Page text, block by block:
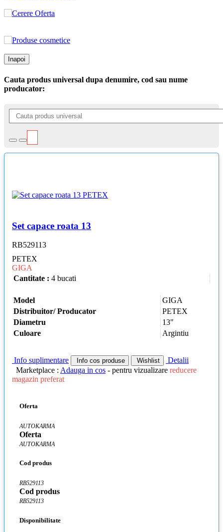
Inapoi
Cauta produs universal dupa denumire, cod sau nume
producator:
Set capace roata 13
RB529113
PETEX
GIGA
Cantitate : 4 bucati
Model
GIGA
Distribuitor/ Producator
PETEX
Diametru
13"
Culoare
Argintiu
Info suplimentare Info cos produse Wishlist
Detalii
Marketplace : Adauga in cos - pentru vizualizare reducere
magazin preferat
Oferta
AUTOKARMA
Oferta
AUTOKARMA
Cod produs
RB529113
Cod produs
RB529113
Disponibilitate